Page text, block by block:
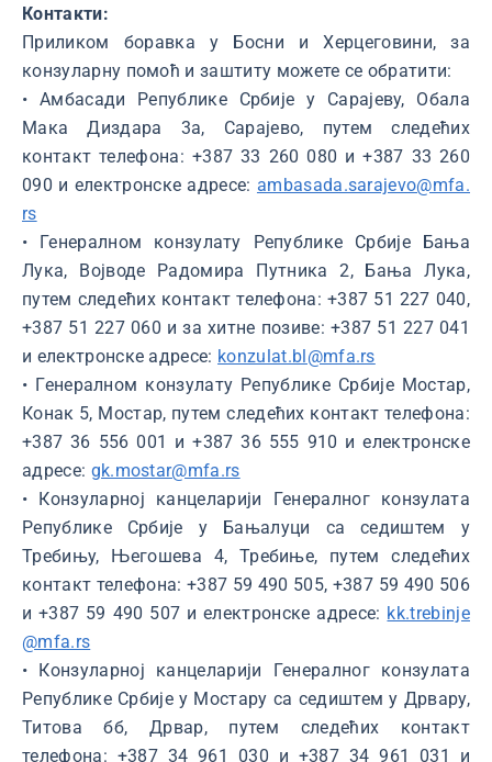
Контакти:
Приликом боравка у Босни и Херцеговини, за
конзуларну помоћ и заштиту можете се обратити:
• Амбасади Републике Србије у Сарајеву, Обала
Мака Диздара 3а, Сарајево, путем следећих
контакт телефона: +387 33 260 080 и +387 33 260
090 и електронске адресе: ambasada.sarajevo@mfa.
rs
• Генералном конзулату Републике Србије Бања
Лука, Војводе Радомира Путника 2, Бања Лука,
путем следећих контакт телефона: +387 51 227 040,
+387 51 227 060 и за хитне позиве: +387 51 227 041
и електронске адресе: konzulat.bl@mfa.rs
• Генералном конзулату Републике Србије Мостар,
Конак 5, Мостар, путем следећих контакт телефона:
+387 36 556 001 и +387 36 555 910 и електронске
адресе: gk.mostar@mfa.rs
• Конзуларној канцеларији Генералног конзулата
Републике Србије у Бањалуци са седиштем у
Требињу, Његошева 4, Требиње, путем следећих
контакт телефона: +387 59 490 505, +387 59 490 506
и +387 59 490 507 и електронске адресе: kk.trebinje
@mfa.rs
• Конзуларној канцеларији Генералног конзулата
Републике Србије у Мостару са седиштем у Дрвару,
Титова бб, Дрвар, путем следећих контакт
телефона: +387 34 961 030 и +387 34 961 031 и